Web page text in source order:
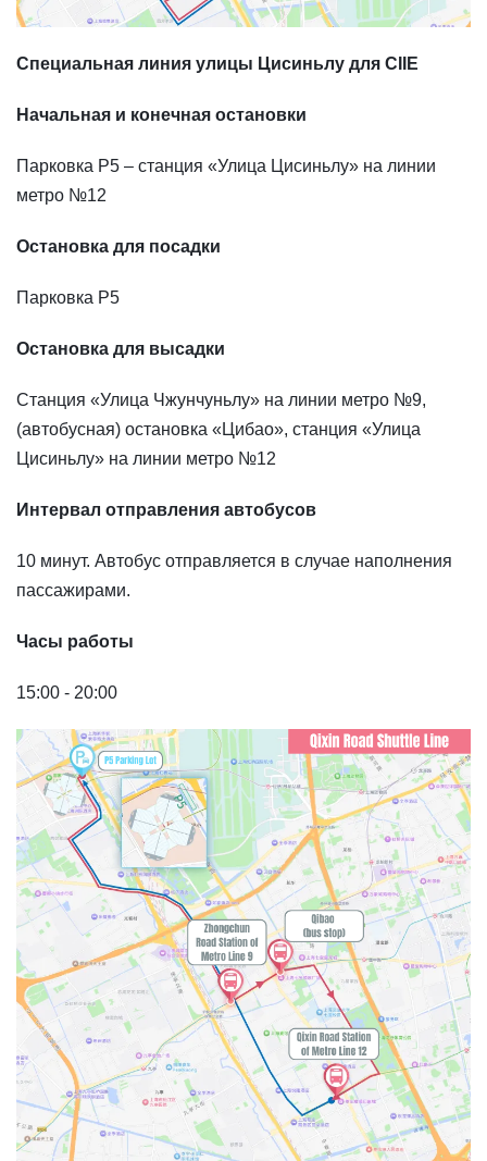
Специальная линия улицы Цисиньлу для CIIE
Начальная и конечная остановки
Парковка P5 – станция «Улица Цисиньлу» на линии
метро №12
Остановка для посадки
Парковка P5
Остановка для высадки
Станция «Улица Чжунчуньлу» на линии метро №9,
(автобусная) остановка «Цибао», станция «Улица
Цисиньлу» на линии метро №12
Интервал отправления автобусов
10 минут. Автобус отправляется в случае наполнения
пассажирами.
Часы работы
15:00 - 20:00